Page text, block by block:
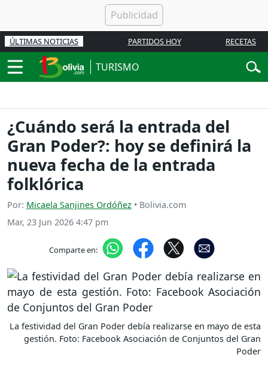
ÚLTIMAS NOTICIAS PARTIDOS HOY RECETAS
TURISMO
¿Cuándo será la entrada del
Gran Poder?: hoy se definirá la
nueva fecha de la entrada
folklórica
Por: Micaela Sanjines Ordóñez • Bolivia.com
Mar, 23 Jun 2026 4:47 pm
Comparte en:
La festividad del Gran Poder debía realizarse en mayo de esta
gestión. Foto: Facebook Asociación de Conjuntos del Gran
Poder